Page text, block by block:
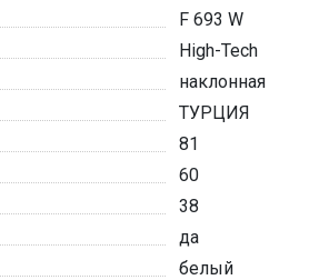
F 693 W
High-Tech
наклонная
ТУРЦИЯ
81
60
38
да
белый